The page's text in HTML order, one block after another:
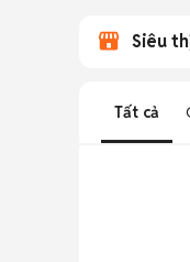
Siêu
Tất cả